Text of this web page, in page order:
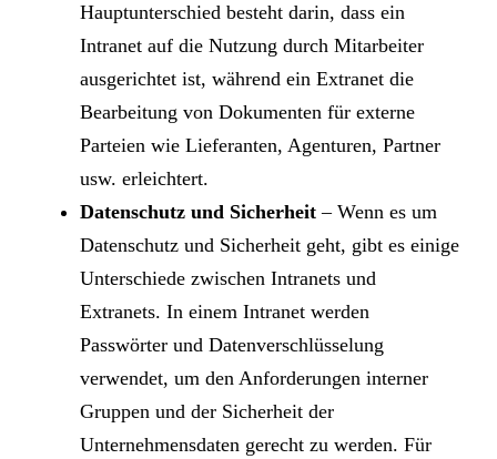
Hauptunterschied besteht darin, dass ein
Intranet auf die Nutzung durch Mitarbeiter
ausgerichtet ist, während ein Extranet die
Bearbeitung von Dokumenten für externe
Parteien wie Lieferanten, Agenturen, Partner
usw. erleichtert.
Datenschutz und Sicherheit– Wenn es um
Datenschutz und Sicherheit geht, gibt es einige
Unterschiede zwischen Intranets und
Extranets. In einem Intranet werden
Passwörter und Datenverschlüsselung
verwendet, um den Anforderungen interner
Gruppen und der Sicherheit der
Unternehmensdaten gerecht zu werden. Für